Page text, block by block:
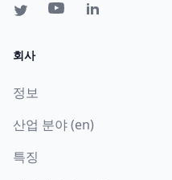
회사
정보
산업 분야 (en)
특징